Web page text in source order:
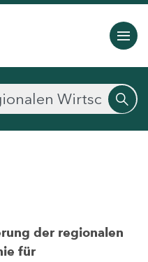
der regionalen
für